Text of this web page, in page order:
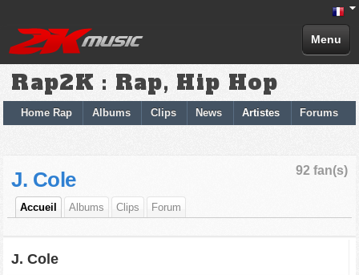
Menu
Rap2K : Rap, Hip Hop
Home Rap Albums Clips News Artistes Forums
92 fan(s)
J. Cole
Accueil Albums Clips Forum
J. Cole